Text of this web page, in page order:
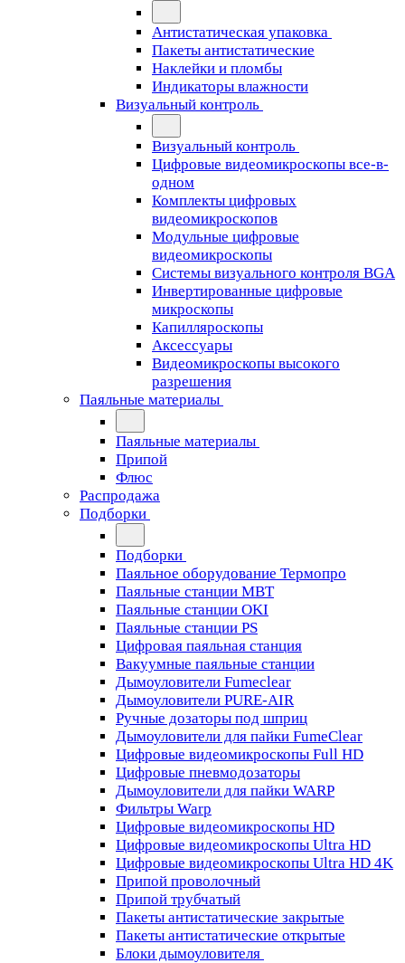
Антистатическая упаковка
Пакеты антистатические
Наклейки и пломбы
Индикаторы влажности
Визуальный контроль
Визуальный контроль
Цифровые видеомикроскопы все-в-
одном
Комплекты цифровых
видеомикроскопов
Модульные цифровые
видеомикроскопы
Cистемы визуального контроля BGA
Инвертированные цифровые
микроскопы
Капилляроскопы
Аксессуары
Видеомикроскопы высокого
разрешения
Паяльные материалы
Паяльные материалы
Припой
Флюс
Распродажа
Подборки
Подборки
Паяльное оборудование Термопро
Паяльные станции MBT
Паяльные станции OKI
Паяльные станции PS
Цифровая паяльная станция
Вакуумные паяльные станции
Дымоуловители Fumeclear
Дымоуловители PURE-AIR
Ручные дозаторы под шприц
Дымоуловители для пайки FumeClear
Цифровые видеомикроскопы Full HD
Цифровые пневмодозаторы
Дымоуловители для пайки WARP
Фильтры Warp
Цифровые видеомикроскопы HD
Цифровые видеомикроскопы Ultra HD
Цифровые видеомикроскопы Ultra HD 4K
Припой проволочный
Припой трубчатый
Пакеты антистатические закрытые
Пакеты антистатические открытые
Блоки дымоуловителя